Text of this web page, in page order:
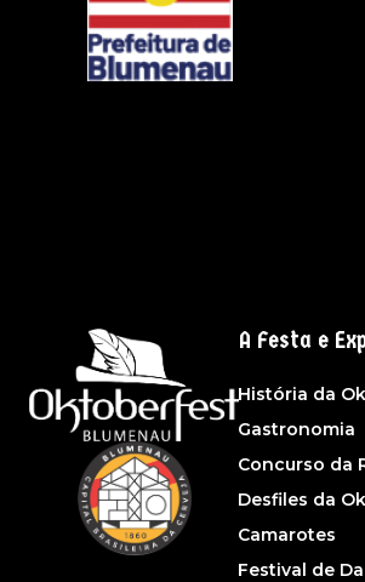
A Festa e
História da
Gastronomia
Concurso da
Desfiles da
Camarotes
Festival de